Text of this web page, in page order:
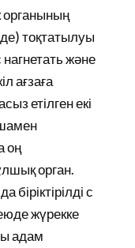
органының
тоқтатылуы
және
ағзаға
етілген екі
оң
орган.
біріктірілді с
жүрекке
адам